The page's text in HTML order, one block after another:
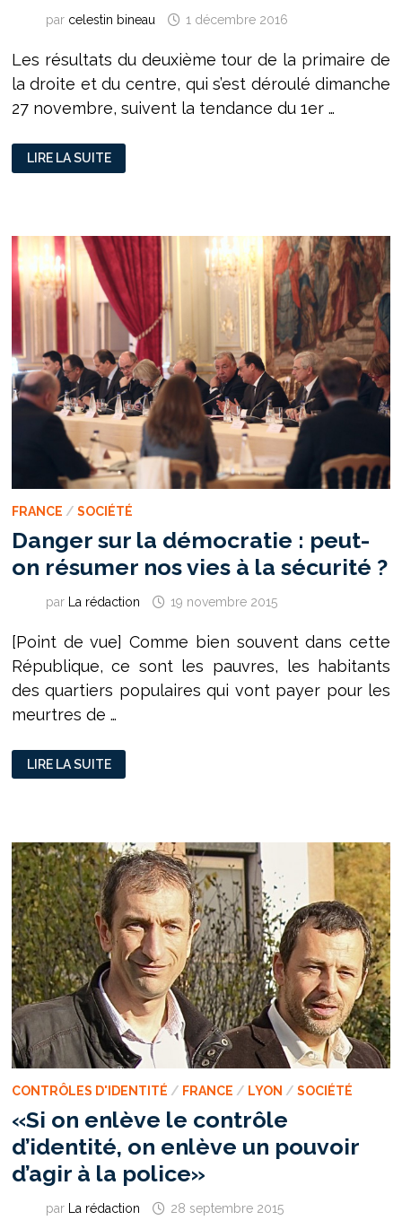
par celestin bineau 1 décembre 2016
Les résultats du deuxième tour de la primaire de
la droite et du centre, qui s’est déroulé dimanche
27 novembre, suivent la tendance du 1er …
PRIMAIRE
À
DROITE :
FILLON
LIRE LA SUITE
FRANCE / SOCIÉTÉ
Danger sur la démocratie : peut-
on résumer nos vies à la sécurité ?
par La rédaction 19 novembre 2015
[Point de vue] Comme bien souvent dans cette
République, ce sont les pauvres, les habitants
des quartiers populaires qui vont payer pour les
meurtres de …
DANGER
SUR
LA
NOS
VIES
À
LA
SÉCURITÉ ?
LIRE LA SUITE
CONTRÔLES D'IDENTITÉ / FRANCE / LYON / SOCIÉTÉ
«Si on enlève le contrôle
d’identité, on enlève un pouvoir
d’agir à la police»
par La rédaction 28 septembre 2015